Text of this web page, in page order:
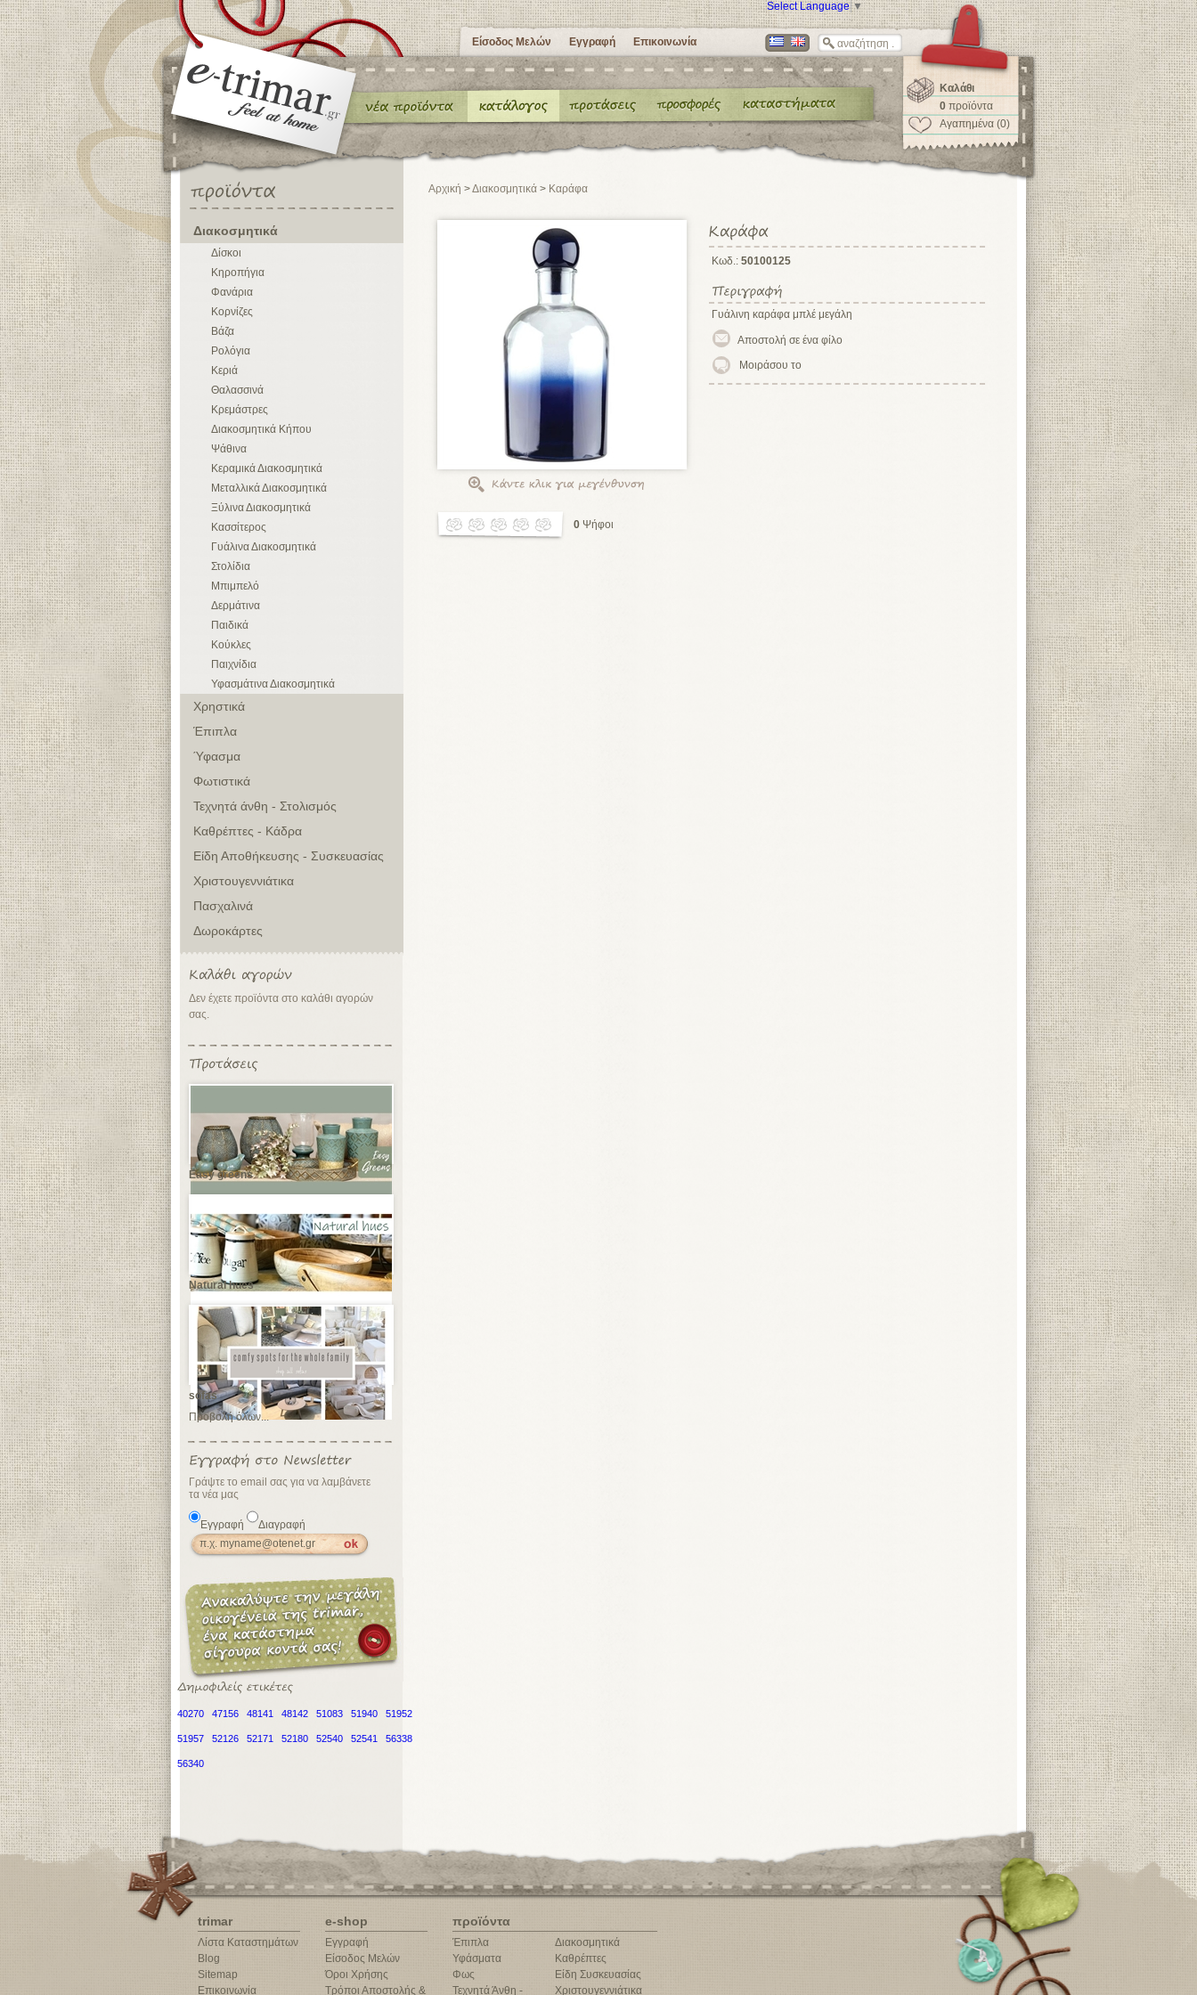
Select Language ▼
Είσοδος Μελών Εγγραφή Επικοινωνία
Καλάθι
0 προϊόντα
Αγαπημένα (0)
Διακοσμητικά
Δίσκοι
Κηροπήγια
Φανάρια
Κορνίζες
Βάζα
Ρολόγια
Κεριά
Θαλασσινά
Κρεμάστρες
Διακοσμητικά Κήπου
Ψάθινα
Κεραμικά Διακοσμητικά
Μεταλλικά Διακοσμητικά
Ξύλινα Διακοσμητικά
Κασσίτερος
Γυάλινα Διακοσμητικά
Στολίδια
Μπιμπελό
Δερμάτινα
Παιδικά
Κούκλες
Παιχνίδια
Υφασμάτινα Διακοσμητικά
Χρηστικά
Έπιπλα
Ύφασμα
Φωτιστικά
Τεχνητά άνθη - Στολισμός
Καθρέπτες - Κάδρα
Είδη Αποθήκευσης - Συσκευασίας
Χριστουγεννιάτικα
Πασχαλινά
Δωροκάρτες
Δεν έχετε προϊόντα στο καλάθι αγορών
σας.
Easy greens
Natural hues
sofas
Προβολή όλων...
Γράψτε το email σας για να λαμβάνετε
τα νέα μας
Εγγραφή Διαγραφή
40270 47156 48141 48142 51083 51940 51952
51957 52126 52171 52180 52540 52541 56338
56340
Αρχική >Διακοσμητικά > Καράφα
0 Ψήφοι
Κωδ.: 50100125
Γυάλινη καράφα μπλέ μεγάλη
Μοιράσου το
trimar
Λίστα Καταστημάτων
Blog
Sitemap
Επικοινωνία
e-shop
Εγγραφή
Είσοδος Μελών
Όροι Χρήσης
Τρόποι Αποστολής &
προϊόντα
Έπιπλα
Υφάσματα
Φως
Τεχνητά Άνθη -
Διακοσμητικά
Καθρέπτες
Είδη Συσκευασίας
Χριστουγεννιάτικα